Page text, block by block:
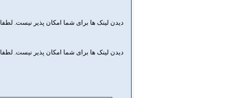
دیدن لینک ها برای شما امکان پذیر نیست. لطفا
دیدن لینک ها برای شما امکان پذیر نیست. لطفا